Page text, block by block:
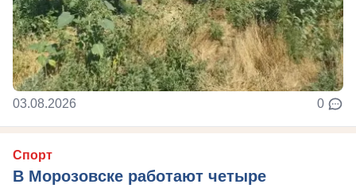
03.08.2026 0
Спорт
В Морозовске работают четыре